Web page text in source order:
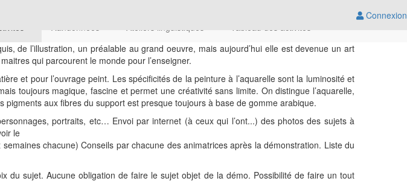
Connexion
Randonnées Ateliers linguistiques
Tableau des activités
de l’illustration, un préalable au grand oeuvre, mais aujourd’hui elle est devenue un art
qui parcourent le monde pour l’enseigner.
et pour l’ouvrage peint. Les spécificités de la peinture à l’aquarelle sont la luminosité et
toujours magique, fascine et permet une créativité sans limite. On distingue l’aquarelle,
aux fibres du support est presque toujours à base de gomme arabique.
portraits, etc… Envoi par internet (à ceux qui l’ont...) des photos des sujets à
le
chacune) Conseils par chacune des animatrices après la démonstration. Liste du
sujet. Aucune obligation de faire le sujet objet de la démo. Possibilité de faire un tout